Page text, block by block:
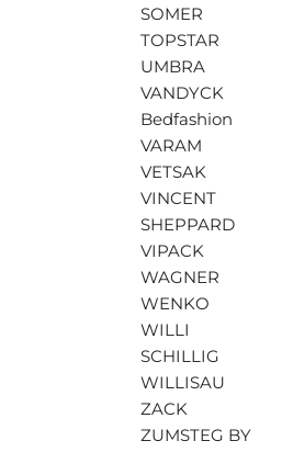
SOMER
TOPSTAR
UMBRA
VANDYCK
Bedfashion
VARAM
VETSAK
VINCENT
SHEPPARD
VIPACK
WAGNER
WENKO
WILLI
SCHILLIG
WILLISAU
ZACK
ZUMSTEG BY